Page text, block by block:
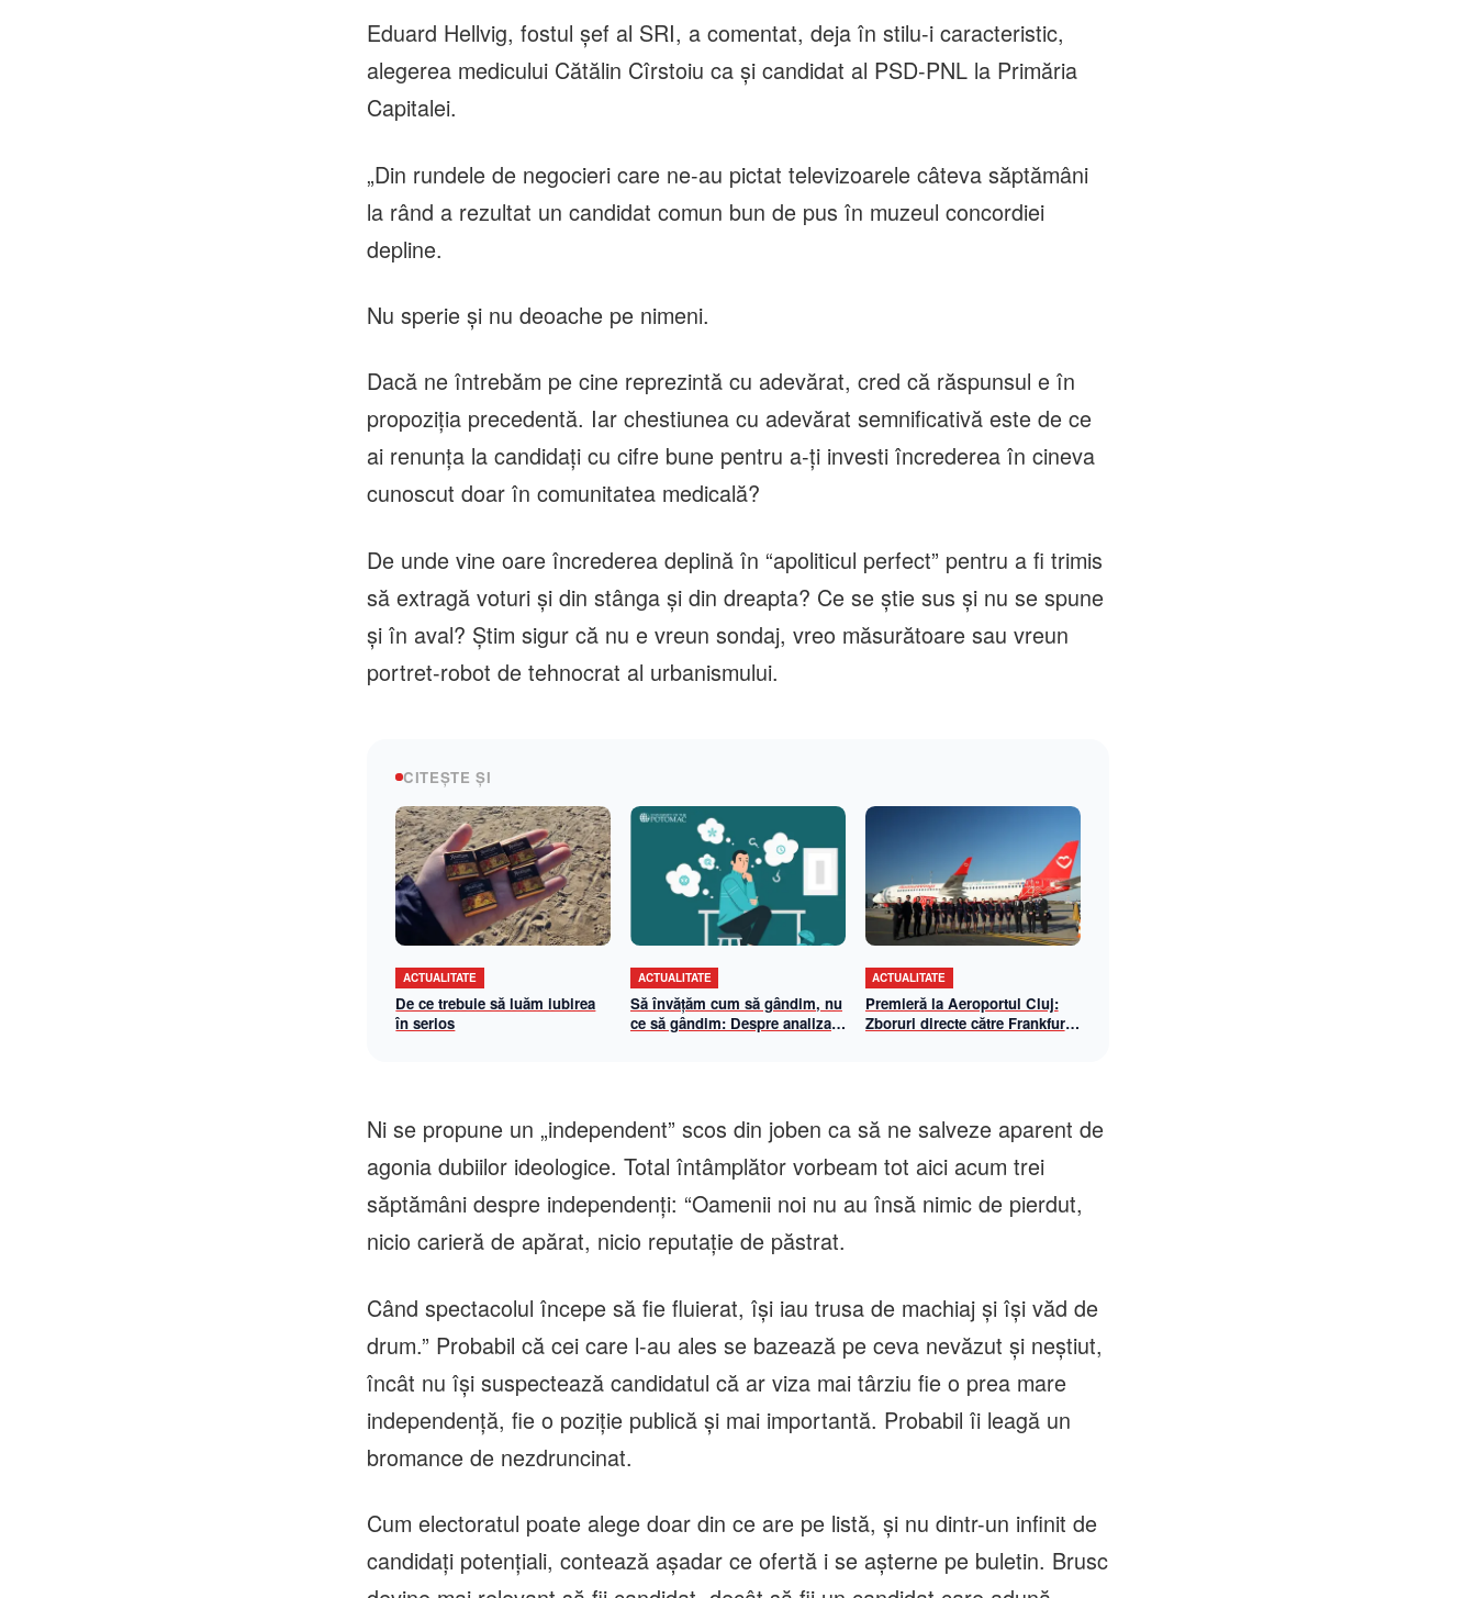
Eduard Hellvig, fostul șef al SRI, a comentat, deja în stilu-i caracteristic,
alegerea medicului Cătălin Cîrstoiu ca și candidat al PSD-PNL la Primăria
Capitalei.
„Din rundele de negocieri care ne-au pictat televizoarele câteva săptămâni
la rând a rezultat un candidat comun bun de pus în muzeul concordiei
depline.
Nu sperie și nu deoache pe nimeni.
Dacă ne întrebăm pe cine reprezintă cu adevărat, cred că răspunsul e în
propoziția precedentă. Iar chestiunea cu adevărat semnificativă este de ce
ai renunța la candidați cu cifre bune pentru a-ți investi încrederea în cineva
cunoscut doar în comunitatea medicală?
De unde vine oare încrederea deplină în “apoliticul perfect” pentru a fi trimis
să extragă voturi și din stânga și din dreapta? Ce se știe sus și nu se spune
și în aval? Știm sigur că nu e vreun sondaj, vreo măsurătoare sau vreun
portret-robot de tehnocrat al urbanismului.
CITEȘTE ȘI
ACTUALITATE
De ce trebuie să luăm iubirea
în serios
ACTUALITATE
Să învățăm cum să gândim, nu
ce să gândim: Despre analiza
ACTUALITATE
Premieră la Aeroportul Cluj:
Zboruri directe către Frankfurt
Ni se propune un „independent” scos din joben ca să ne salveze aparent de
agonia dubiilor ideologice. Total întâmplător vorbeam tot aici acum trei
săptămâni despre independenți: “Oamenii noi nu au însă nimic de pierdut,
nicio carieră de apărat, nicio reputație de păstrat.
Când spectacolul începe să fie fluierat, își iau trusa de machiaj și își văd de
drum.” Probabil că cei care l-au ales se bazează pe ceva nevăzut și neștiut,
încât nu își suspectează candidatul că ar viza mai târziu fie o prea mare
independență, fie o poziție publică și mai importantă. Probabil îi leagă un
bromance de nezdruncinat.
Cum electoratul poate alege doar din ce are pe listă, și nu dintr-un infinit de
candidați potențiali, contează așadar ce ofertă i se așterne pe buletin. Brusc